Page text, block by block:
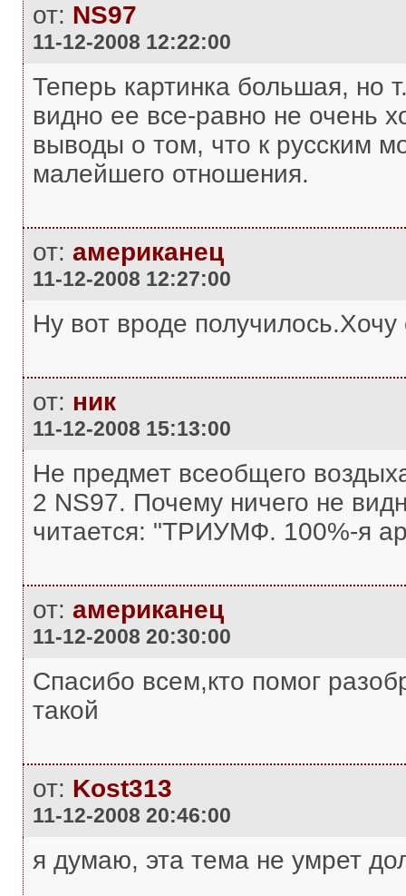
от: NS97
11-12-2008 12:22:00
Теперь картинка большая, но
видно ее все-равно не очень
выводы о том, что к русским
малейшего отношения.
от: американец
11-12-2008 12:27:00
Ну вот вроде
от: ник
11-12-2008 15:13:00
Не предмет всеобщего
2 NS97. Почему ничего не
читается: "ТРИУМФ. 100%-я
от: американец
11-12-2008 20:30:00
Спасибо всем,кто помог
такой
от: Kost313
11-12-2008 20:46:00
я думаю, эта тема не умрет